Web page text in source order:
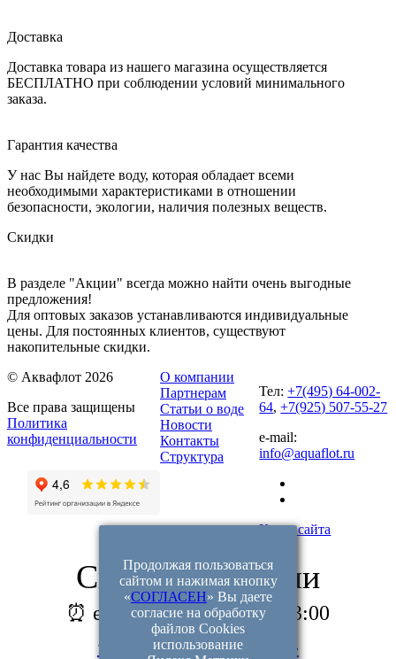
Доставка
Доставка товара из нашего магазина осуществляется
БЕСПЛАТНО при соблюдении условий минимального
заказа.
Гарантия качества
У нас Вы найдете воду, которая обладает всеми
необходимыми характеристиками в отношении
безопасности, экологии, наличия полезных веществ.
Скидки
В разделе "Акции" всегда можно найти очень выгодные
предложения!
Для оптовых заказов устанавливаются индивидуальные
цены. Для постоянных клиентов, существуют
накопительные скидки.
© Аквафлот 2026
Все права защищены
Политика
конфиденциальности
О компании
Партнерам
Статьи о воде
Новости
Контакты
Структура
Тел:+7(495) 64-002-
64,+7(925) 507-55-27
e-mail:
info@aquaflot.ru
Карта сайта
Связаться с нами
⏰ ежедневно с 9:00 до 23:00
+7(495) 64-002-64
Продолжая пользоваться
сайтом и нажимая кнопку
«СОГЛАСЕН» Вы даете
согласие на обработку
файлов Cookies
использование